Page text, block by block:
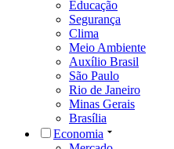
Educação
Segurança
Clima
Meio Ambiente
Auxílio Brasil
São Paulo
Rio de Janeiro
Minas Gerais
Brasília
Economia